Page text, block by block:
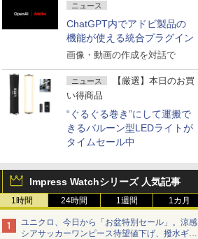
ニュース
ChatGPT内でアドビ製品の
機能が使える統合プラグイン
画像・動画の作成を対話で
ニュース
【厳選】本日のお買
い得商品
“ぐるぐる巻き”にして運搬で
きるバルーン型LEDライトが
タイムセール中
Impress Watchシリーズ 人気記事
1時間 24時間 1週間 1カ月
ユニクロ、今日から「お盆特別セール」。涼感
シアサッカーワンピース待望値下げ、撥水ギア